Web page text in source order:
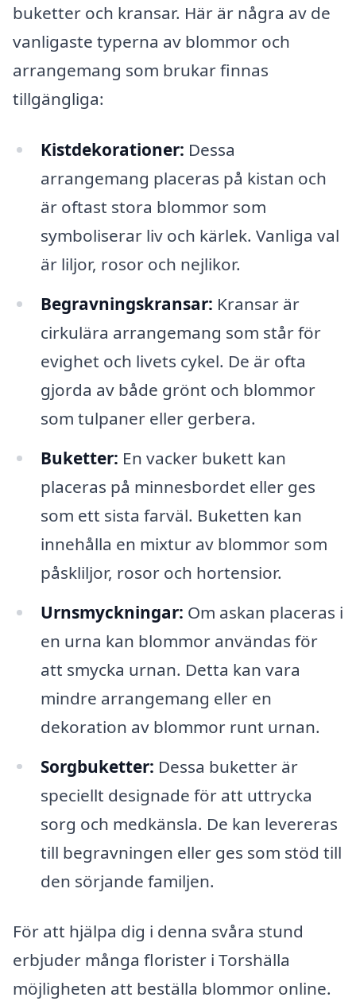
buketter och kransar. Här är några av de
vanligaste typerna av blommor och
arrangemang som brukar finnas
tillgängliga:
Kistdekorationer: Dessa
arrangemang placeras på kistan och
är oftast stora blommor som
symboliserar liv och kärlek. Vanliga val
är liljor, rosor och nejlikor.
Begravningskransar: Kransar är
cirkulära arrangemang som står för
evighet och livets cykel. De är ofta
gjorda av både grönt och blommor
som tulpaner eller gerbera.
Buketter: En vacker bukett kan
placeras på minnesbordet eller ges
som ett sista farväl. Buketten kan
innehålla en mixtur av blommor som
påskliljor, rosor och hortensior.
Urnsmyckningar: Om askan placeras i
en urna kan blommor användas för
att smycka urnan. Detta kan vara
mindre arrangemang eller en
dekoration av blommor runt urnan.
Sorgbuketter: Dessa buketter är
speciellt designade för att uttrycka
sorg och medkänsla. De kan levereras
till begravningen eller ges som stöd till
den sörjande familjen.
För att hjälpa dig i denna svåra stund
erbjuder många florister i Torshälla
möjligheten att beställa blommor online.